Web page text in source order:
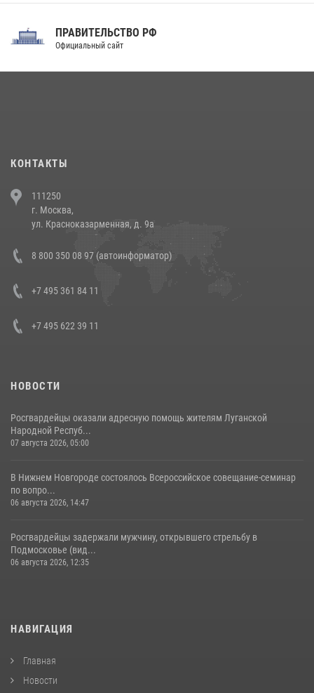
Праздник «Один день с Росгвардией» к 105-летию Центрального
напавших на бригаду скорой помощи (видео)
14 июля 2026, 12:20
В Росгвардии прошла военно-научная конференция по обобщению
боевого опыта
ПРАВИТЕЛЬСТВО РФ
Официальный сайт
КОНТАКТЫ
111250
г. Москва,
ул. Красноказарменная, д. 9а
8 800 350 08 97 (автоинформатор)
+7 495 361 84 11
+7 495 622 39 11
НОВОСТИ
Росгвардейцы оказали адресную помощь жителям Луганской
Народной Респуб...
07 августа 2026, 05:00
В Нижнем Новгороде состоялось Всероссийское совещание-семинар
по вопро...
06 августа 2026, 14:47
Росгвардейцы задержали мужчину, открывшего стрельбу в
Подмосковье (вид...
06 августа 2026, 12:35
НАВИГАЦИЯ
Главная
Новости